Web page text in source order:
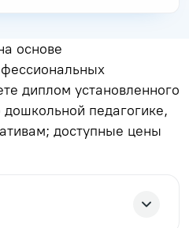
основе
диплом установленного
дошкольной педагогике,
доступные цены